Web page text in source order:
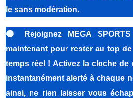
le sans modération.
🔴
Rejoignez MEGA
maintenant pour rester au top
temps réel ! Activez la cloche
instantanément alerté à chaque
ainsi, ne rien laisser vous